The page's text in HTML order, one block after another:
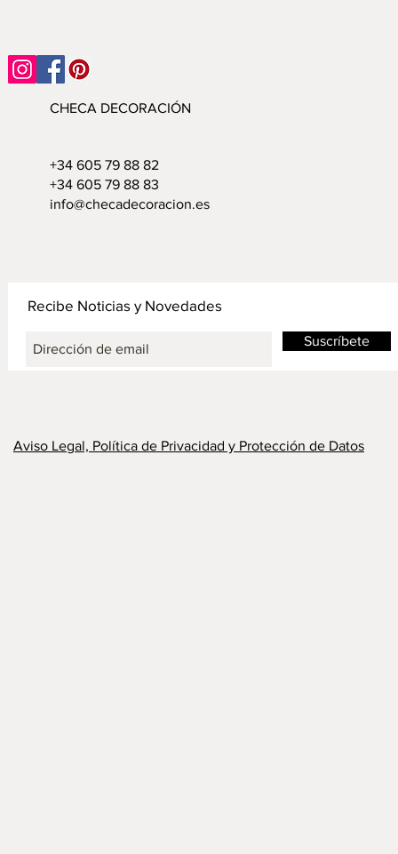
CHECA DECORACIÓN
+34 605 79 88 82
+34 605 79 88 83
info@checadecoracion.es
Recibe Noticias y Novedades
Suscríbete
Aviso Legal, Política de Privacidad y Protección de Datos